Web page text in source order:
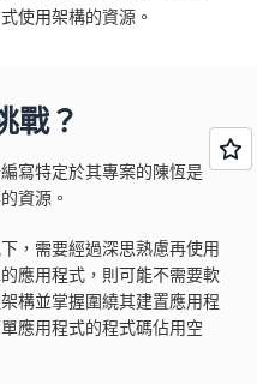
使用架構的資源。
戰？
寫特定於其專案的陳恆是
資源。
，需要經過深思熟慮再使用
應用程式，則可能不需要軟
構並掌握圍繞其建置應用程
應用程式的程式碼佔用空